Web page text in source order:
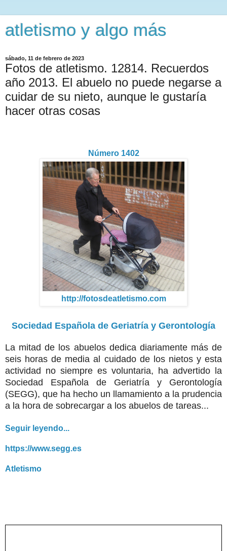
atletismo y algo más
sábado, 11 de febrero de 2023
Fotos de atletismo. 12814. Recuerdos
año 2013. El abuelo no puede negarse a
cuidar de su nieto, aunque le gustaría
hacer otras cosas
Número 1402
http://fotosdeatletismo.com
Sociedad Española de Geriatría y Gerontología
La mitad de los abuelos dedica diariamente más de
seis horas de media al cuidado de los nietos y esta
actividad no siempre es voluntaria, ha advertido la
Sociedad Española de Geriatría y Gerontología
(SEGG), que ha hecho un llamamiento a la prudencia
a la hora de sobrecargar a los abuelos de tareas...
Seguir leyendo...
https://www.segg.es
Atletismo